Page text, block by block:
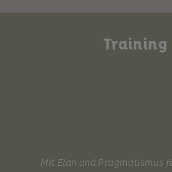
Training
Mit Elan und Pragmatismus